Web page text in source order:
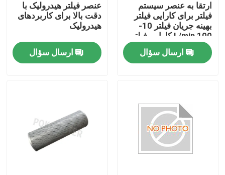
تور کارخانه
کنترل کیفیت
عنصر فیلتر هیدرولیک
عنصر فیلتر روغن
ارتقا به عنصر سیستم
فیلتر برای کارایی فیلتر
بهینه جریان فیلتر 10-
100 L/min کارایی فیلتر
99.99%
ارسال سؤال
عنصر فیلتر هیدرولیک با
دقت بالا برای کاربردهای
هیدرولیک
ارسال سؤال